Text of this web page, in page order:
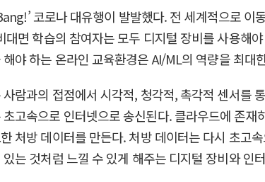
코로나 대유행이 발발했다. 전 세계적으로
대면 학습의 참여자는 모두 디지털 장비를 사용해
야 하는 온라인 교육환경은 AI/ML의 역량을 최대
람과의 접점에서 시각적, 청각적, 촉각적 센서를
고속으로 인터넷으로 송신된다. 클라우드에 존
처방 데이터를 만든다. 처방 데이터는 다시 초고
는 것처럼 느낄 수 있게 해주는 디지털 장비와